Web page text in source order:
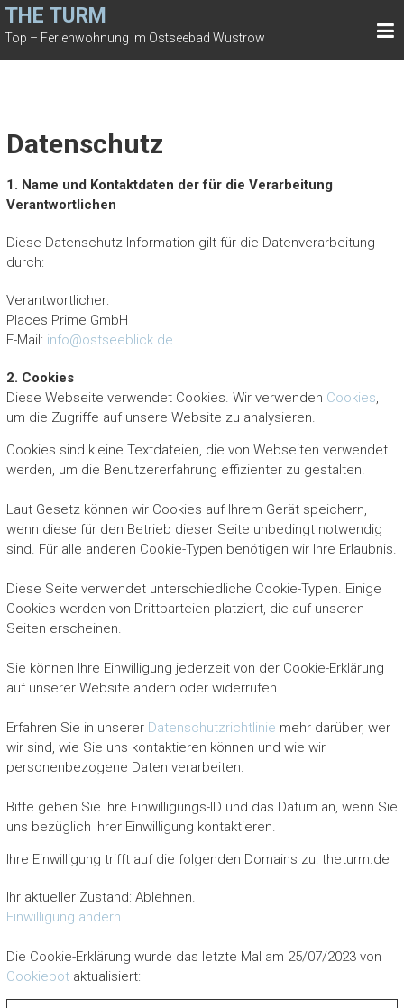
Zum
Inhalt
springen
THE TURM
Top – Ferienwohnung im Ostseebad Wustrow
Datenschutz
1. Name und Kontaktdaten der für die Verarbeitung
Verantwortlichen
Diese Datenschutz-Information gilt für die Datenverarbeitung
durch:
Verantwortlicher:
Places Prime GmbH
E-Mail: info@ostseeblick.de
2. Cookies
Diese Webseite verwendet Cookies. Wir verwenden Cookies,
um die Zugriffe auf unsere Website zu analysieren.
Cookies sind kleine Textdateien, die von Webseiten verwendet
werden, um die Benutzererfahrung effizienter zu gestalten.
Laut Gesetz können wir Cookies auf Ihrem Gerät speichern,
wenn diese für den Betrieb dieser Seite unbedingt notwendig
sind. Für alle anderen Cookie-Typen benötigen wir Ihre Erlaubnis.
Diese Seite verwendet unterschiedliche Cookie-Typen. Einige
Cookies werden von Drittparteien platziert, die auf unseren
Seiten erscheinen.
Sie können Ihre Einwilligung jederzeit von der Cookie-Erklärung
auf unserer Website ändern oder widerrufen.
Erfahren Sie in unserer Datenschutzrichtlinie mehr darüber, wer
wir sind, wie Sie uns kontaktieren können und wie wir
personenbezogene Daten verarbeiten.
Bitte geben Sie Ihre Einwilligungs-ID und das Datum an, wenn Sie
uns bezüglich Ihrer Einwilligung kontaktieren.
Ihre Einwilligung trifft auf die folgenden Domains zu: theturm.de
Ihr aktueller Zustand: Ablehnen.
Einwilligung ändern
Die Cookie-Erklärung wurde das letzte Mal am 25/07/2023 von
Cookiebotaktualisiert: